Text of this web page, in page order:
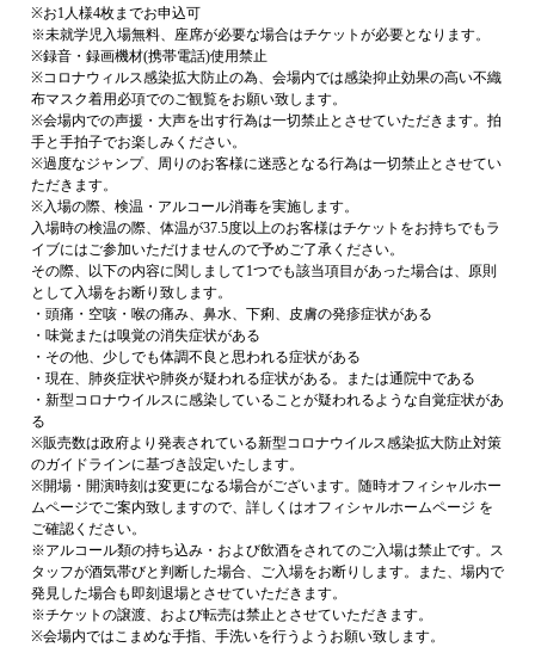
※お1人様4枚までお申込可
※未就学児入場無料、座席が必要な場合はチケットが必要となります。
※録音・録画機材(携帯電話)使用禁止
※コロナウィルス感染拡大防止の為、会場内では感染抑止効果の高い不織
布マスク着用必項でのご観覧をお願い致します。
※会場内での声援・大声を出す行為は一切禁止とさせていただきます。拍
手と手拍子でお楽しみください。
※過度なジャンプ、周りのお客様に迷惑となる行為は一切禁止とさせてい
ただきます。
※入場の際、検温・アルコール消毒を実施します。
入場時の検温の際、体温が37.5度以上のお客様はチケットをお持ちでもラ
イブにはご参加いただけませんので予めご了承ください。
その際、以下の内容に関しまして1つでも該当項目があった場合は、原則
として入場をお断り致します。
・頭痛・空咳・喉の痛み、鼻水、下痢、皮膚の発疹症状がある
・味覚または嗅覚の消失症状がある
・その他、少しでも体調不良と思われる症状がある
・現在、肺炎症状や肺炎が疑われる症状がある。または通院中である
・新型コロナウイルスに感染していることが疑われるような自覚症状があ
る
※販売数は政府より発表されている新型コロナウイルス感染拡大防止対策
のガイドラインに基づき設定いたします。
※開場・開演時刻は変更になる場合がございます。随時オフィシャルホー
ムページでご案内致しますので、詳しくはオフィシャルホームページ を
ご確認ください。
※アルコール類の持ち込み・および飲酒をされてのご入場は禁止です。ス
タッフが酒気帯びと判断した場合、ご入場をお断りします。また、場内で
発見した場合も即刻退場とさせていただきます。
※チケットの譲渡、および転売は禁止とさせていただきます。
※会場内ではこまめな手指、手洗いを行うようお願い致します。